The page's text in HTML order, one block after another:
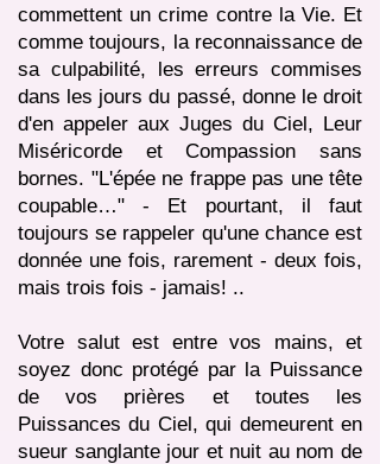
commettent un crime contre la Vie. Et
comme toujours, la reconnaissance de
sa culpabilité, les erreurs commises
dans les jours du passé, donne le droit
d'en appeler aux Juges du Ciel, Leur
Miséricorde et Compassion sans
bornes. "L'épée ne frappe pas une tête
coupable…" - Et pourtant, il faut
toujours se rappeler qu'une chance est
donnée une fois, rarement - deux fois,
mais trois fois - jamais! ..
Votre salut est entre vos mains, et
soyez donc protégé par la Puissance
de vos prières et toutes les
Puissances du Ciel, qui demeurent en
sueur sanglante jour et nuit au nom de